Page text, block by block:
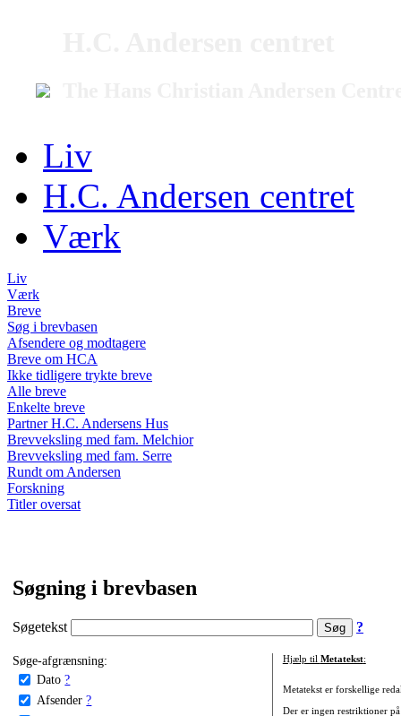
Liv
H.C. Andersen centret
Værk
Liv
Værk
Breve
Søg i brevbasen
Afsendere og modtagere
Breve om HCA
Ikke tidligere trykte breve
Alle breve
Enkelte breve
Partner H.C. Andersens Hus
Brevveksling med fam. Melchior
Brevveksling med fam. Serre
Rundt om Andersen
Forskning
Titler oversat
Søgning i brevbasen
Søgetekst ?
Søge-afgrænsning:
Dato ?
Afsender ?
Hjælp til Metatekst:
Metatekst er forskellige
Der er ingen restriktioner